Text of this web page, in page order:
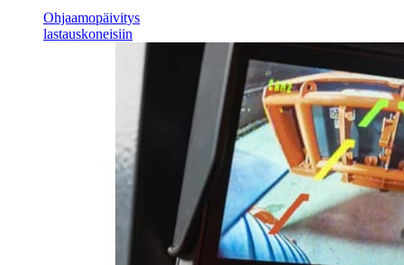
Ohjaamopäivitys
lastauskoneisiin